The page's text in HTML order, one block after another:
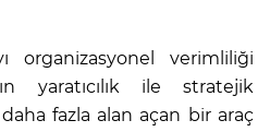
organizasyonel verimliliği
yaratıcılık ile stratejik
fazla alan açan bir araç